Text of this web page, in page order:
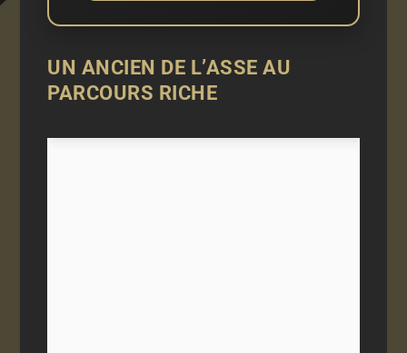
UN ANCIEN DE L’ASSE AU
PARCOURS RICHE